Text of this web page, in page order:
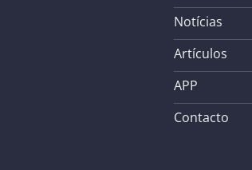
Notícias
Artículos
APP
Contacto